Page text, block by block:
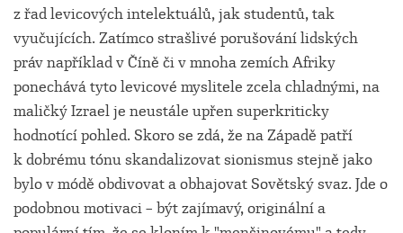
z řad levicových intelektuálů, jak studentů, tak
vyučujících. Zatímco strašlivé porušování lidských
práv například v Číně či v mnoha zemích Afriky
ponechává tyto levicové myslitele zcela chladnými, na
maličký Izrael je neustále upřen superkriticky
hodnotící pohled. Skoro se zdá, že na Západě patří
k dobrému tónu skandalizovat sionismus stejně jako
bylo v módě obdivovat a obhajovat Sovětský svaz. Jde o
podobnou motivaci – být zajímavý, originální a